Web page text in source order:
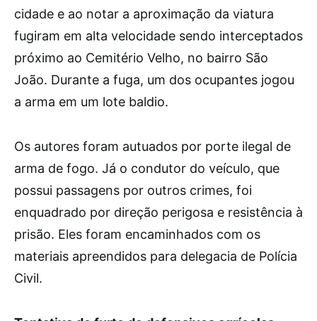
cidade e ao notar a aproximação da viatura
fugiram em alta velocidade sendo interceptados
próximo ao Cemitério Velho, no bairro São
João. Durante a fuga, um dos ocupantes jogou
a arma em um lote baldio.
Os autores foram autuados por porte ilegal de
arma de fogo. Já o condutor do veículo, que
possui passagens por outros crimes, foi
enquadrado por direção perigosa e resistência à
prisão. Eles foram encaminhados com os
materiais apreendidos para delegacia de Polícia
Civil.